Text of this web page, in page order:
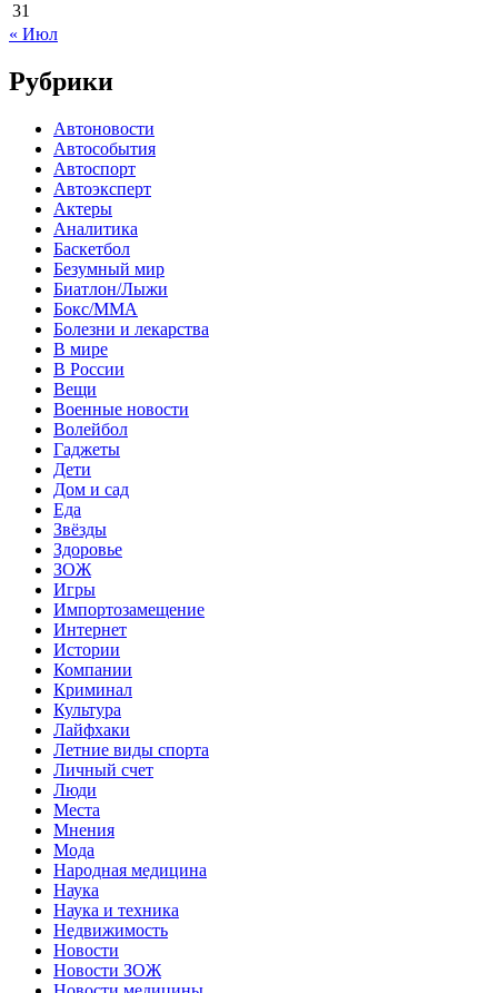
31
« Июл
Рубрики
Автоновости
Автособытия
Автоспорт
Автоэксперт
Актеры
Аналитика
Баскетбол
Безумный мир
Биатлон/Лыжи
Бокс/MMA
Болезни и лекарства
В мире
В России
Вещи
Военные новости
Волейбол
Гаджеты
Дети
Дом и сад
Еда
Звёзды
Здоровье
ЗОЖ
Игры
Импортозамещение
Интернет
Истории
Компании
Криминал
Культура
Лайфхаки
Летние виды спорта
Личный счет
Люди
Места
Мнения
Мода
Народная медицина
Наука
Наука и техника
Недвижимость
Новости
Новости ЗОЖ